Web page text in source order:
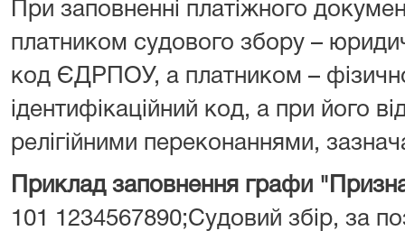
При заповненні платіжного
платником судового збору –
код ЄДРПОУ, а платником –
ідентифікаційний код, а при його
релігійними переконаннями,
Приклад заповнення графи
101 1234567890;Судовий збір, за